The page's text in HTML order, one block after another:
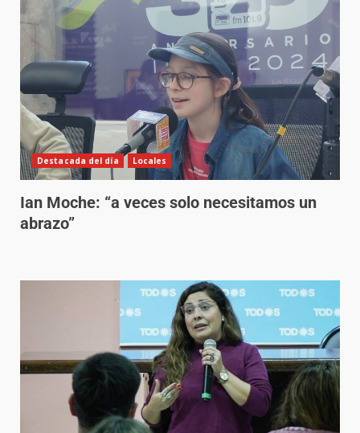
Destacada del día Locales
Ian Moche: “a veces solo necesitamos un
abrazo”